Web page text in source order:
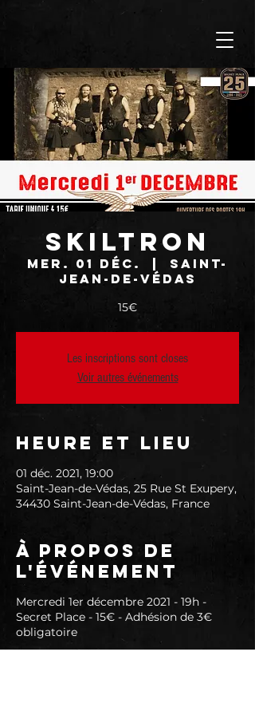
SKILTRON
mer. 01 déc.
Saint-
Jean-de-Védas
15€
Les inscriptions sont closes
Voir autres événements
Heure et lieu
01 déc. 2021, 19:00
Saint-Jean-de-Védas, 25 Rue St Exupery,
34430 Saint-Jean-de-Védas, France
À propos de
l'événement
Mercredi 1er décembre 2021 - 19h -
Secret Place - 15€ - Adhésion de 3€
obligatoire